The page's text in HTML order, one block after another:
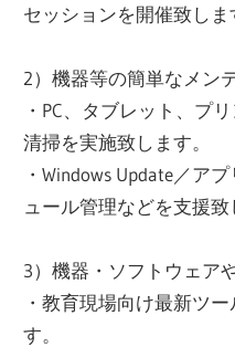
セッションを開催致しま
2）機器等の簡単なメン
・PC、タブレット、プ
清掃を実施致します。
・Windows Update／ア
ュール管理などを支援致
3）機器・ソフトウェア
・教育現場向け最新ツ
す。